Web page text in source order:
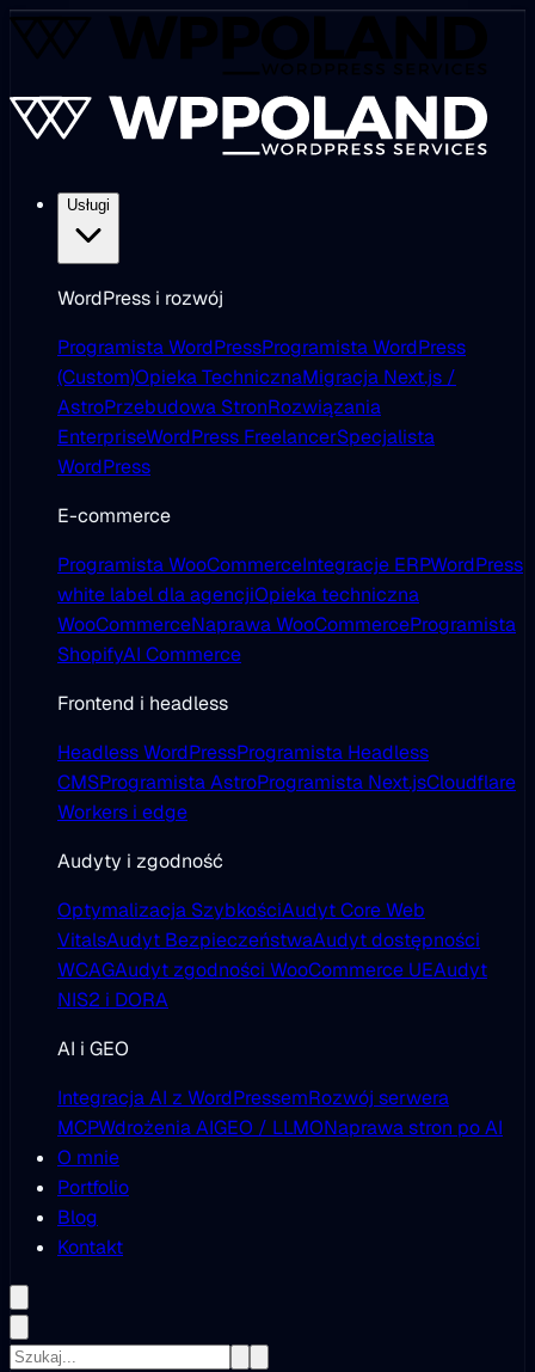
Usługi
WordPress i rozwój
Programista WordPressProgramista WordPress
(Custom)Opieka TechnicznaMigracja Next.js /
AstroPrzebudowa StronRozwiązania
EnterpriseWordPress FreelancerSpecjalista
WordPress
E-commerce
Programista WooCommerceIntegracje ERPWordPress
white label dla agencjiOpieka techniczna
WooCommerceNaprawa WooCommerceProgramista
ShopifyAI Commerce
Frontend i headless
Headless WordPressProgramista Headless
CMSProgramista AstroProgramista Next.jsCloudflare
Workers i edge
Audyty i zgodność
Optymalizacja SzybkościAudyt Core Web
VitalsAudyt BezpieczeństwaAudyt dostępności
WCAGAudyt zgodności WooCommerce UEAudyt
NIS2 i DORA
AI i GEO
Integracja AI z WordPressemRozwój serwera
MCPWdrożenia AIGEO / LLMONaprawa stron po AI
O mnie
Portfolio
Blog
Kontakt